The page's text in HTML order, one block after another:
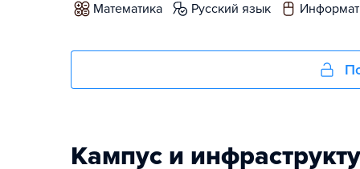
математика русский язык
Кампус и